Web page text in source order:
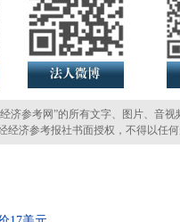
参考网”的所有文字、图片、音视
经济参考报社书面授权，不得以任